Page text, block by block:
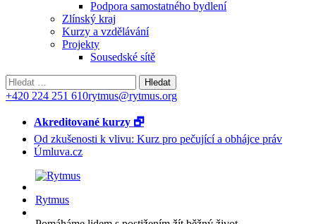
Podpora samostatného bydlení
Zlínský kraj
Kurzy a vzdělávání
Projekty
Sousedské sítě
Vyhledávání
+420 224 251 610rytmus@rytmus.org
Akreditované kurzy 🗗
Od zkušenosti k vlivu: Kurz pro pečující a obhájce práv
Úmluva.cz
Rytmus